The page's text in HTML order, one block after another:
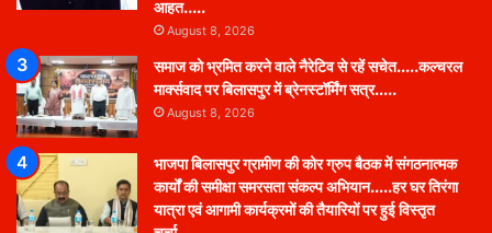
आहत…..
August 8, 2026
समाज को भ्रमित करने वाले नैरेटिव से रहें सचेत…..कल्चरल
मार्क्सवाद पर बिलासपुर में ब्रेनस्टॉर्मिंग सत्र…..
August 8, 2026
भाजपा बिलासपुर ग्रामीण की कोर ग्रुप बैठक में संगठनात्मक
कार्यों की समीक्षा समरसता संकल्प अभियान…..हर घर तिरंगा
यात्रा एवं आगामी कार्यक्रमों की तैयारियों पर हुई विस्तृत